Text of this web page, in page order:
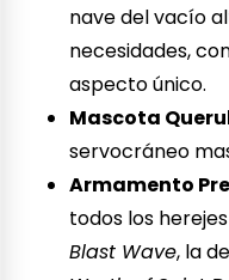
nave del vacío
necesidades,
aspecto único.
Mascota
servocráneo
Armamento
todos los
Blast Wave, la